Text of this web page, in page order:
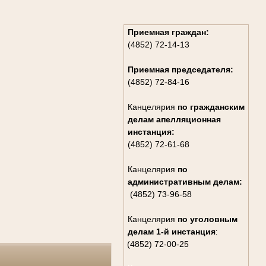
Приемная граждан:
(4852) 72-14-13
Приемная председателя:
(4852) 72-84-16
Канцелярия по гражданским
делам апелляционная
инстанция:
(4852) 72-61-68
Канцелярия по
административным делам:
(4852) 73-96-58
Канцелярия по уголовным
делам 1-й инстанция:
(4852) 72-00-25